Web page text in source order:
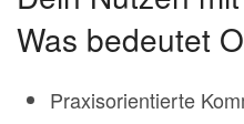
Was bedeutet
Praxisorientierte